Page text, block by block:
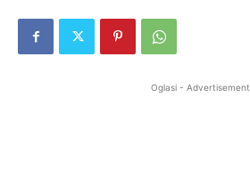
Oglasi - Advertisement